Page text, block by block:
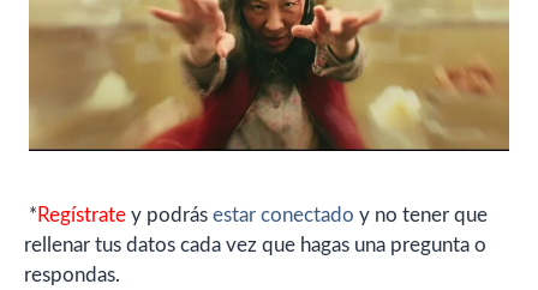
* Regístrate y podrás estar conectado y no tener que
rellenar tus datos cada vez que hagas una pregunta o
respondas.